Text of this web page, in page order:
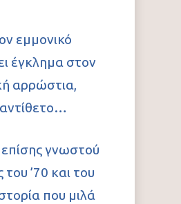
εμμονικό
έγκλημα στον
αρρώστια,
επίσης γνωστού
’70 και του
που μιλά